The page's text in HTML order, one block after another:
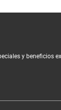
y beneficios